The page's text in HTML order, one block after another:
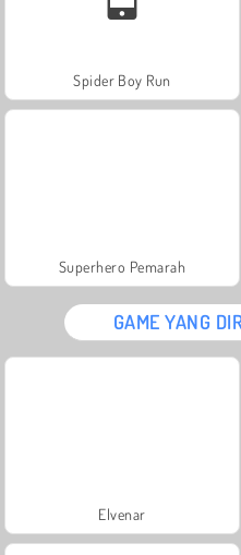
Spider Boy Run
Superhero Pemarah
GAME YANG
Elvenar